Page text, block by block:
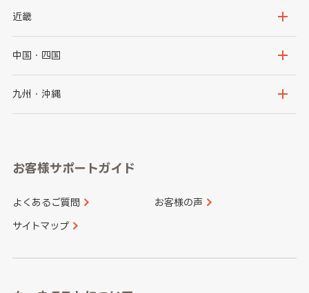
秋田県
群馬県
千葉県
新潟県
石川県
山梨県
愛知県
近畿
大阪府
京都府
和歌山県
中国・四国
鳥取県
山口県
香川県 愛媛県
九州・沖縄
長崎県
大分県 宮崎県
お客様サポートガイド
よくあるご質問 お客様の声
サイトマップ